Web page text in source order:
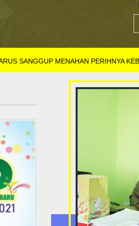
SANGGUP MENAHAN PERIHNYA